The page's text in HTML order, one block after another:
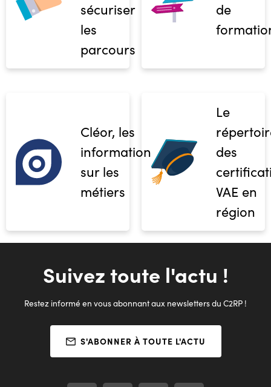
sécuriser
les
parcours
de
Cléor, les
informations
sur les
métiers
Le
des
VAE en
région
Suivez toute l'actu !
Restez informé en vous abonnant aux newsletters du C2RP !
S'ABONNER À TOUTE L'ACTU